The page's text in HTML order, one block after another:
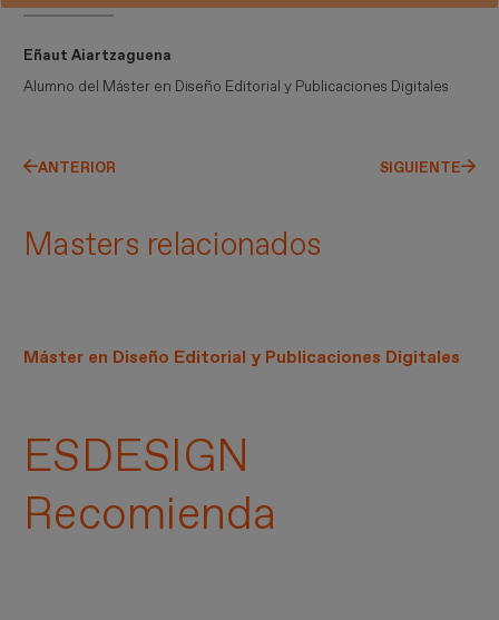
Eñaut Aiartzaguena
Alumno del Máster en Diseño Editorial y Publicaciones Digitales
ANTERIOR SIGUIENTE
Masters relacionados
Máster en Diseño Editorial y Publicaciones Digitales
ESDESIGN
Recomienda